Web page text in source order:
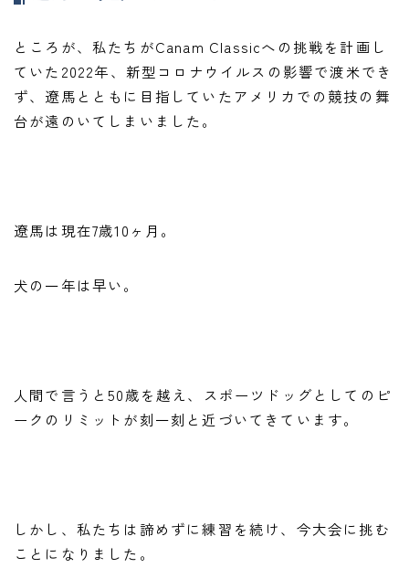
ところが、私たちがCanam Classicへの挑戦を計画し
ていた2022年、新型コロナウイルスの影響で渡米でき
ず、遼馬とともに目指していたアメリカでの競技の舞
台が遠のいてしまいました。
遼馬は現在7歳10ヶ月。
犬の一年は早い。
人間で言うと50歳を越え、スポーツドッグとしてのピ
ークのリミットが刻一刻と近づいてきています。
しかし、私たちは諦めずに練習を続け、今大会に挑む
ことになりました。